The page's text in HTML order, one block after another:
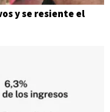
y se resiente el